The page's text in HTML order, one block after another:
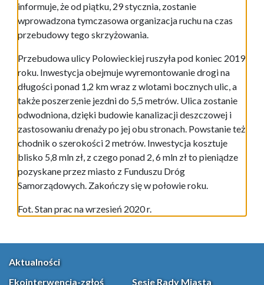
informuje, że od piątku, 29 stycznia, zostanie
wprowadzona tymczasowa organizacja ruchu na czas
przebudowy tego skrzyżowania.
Przebudowa ulicy Polowieckiej ruszyła pod koniec 2019
roku. Inwestycja obejmuje wyremontowanie drogi na
długości ponad 1,2 km wraz z wlotami bocznych ulic, a
także poszerzenie jezdni do 5,5 metrów. Ulica zostanie
odwodniona, dzięki budowie kanalizacji deszczowej i
zastosowaniu drenaży po jej obu stronach. Powstanie też
chodnik o szerokości 2 metrów. Inwestycja kosztuje
blisko 5,8 mln zł, z czego ponad 2, 6 mln zł to pieniądze
pozyskane przez miasto z Funduszu Dróg
Samorządowych. Zakończy się w połowie roku.
Fot. Stan prac na wrzesień 2020 r.
Aktualności
Ekointerwencja-zgłoś
Sesje Rady Miasta